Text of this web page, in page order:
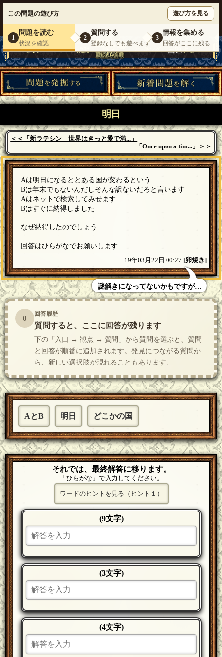
いらっしゃいませ。ゲスト |お問い合わせ
|
明日
＜＜「新ラテシン 世界はきっと愛で満...」
「Once upon a tim...」＞＞
この問題の遊び方 遊び方を見る
1
問題を読む
状況を確認
2
質問する
登録なしでも遊べます
3
情報を集める
回答がここに残る
Aは明日になるととある国が変わるという
Bは年末でもないんだしそんな訳ないだろと言います
Aはネットで検索してみせます
Bはすぐに納得しました
なぜ納得したのでしょう
回答はひらがなでお願いします
19年03月22日 00:27 [卵焼き]
謎解きになってないかもですが…
0 回答履歴
質問すると、ここに回答が残ります
下の「入口 → 観点 → 質問」から質問を選ぶと、質問
と回答が順番に追加されます。発見につながる質問か
ら、新しい選択肢が現れることもあります。
AとB 明日 どこかの国
それでは、最終解答に移ります。
「ひらがな」で入力してください。
ワードのヒントを見る（ヒント１）
(9文字)
(3文字)
(4文字)